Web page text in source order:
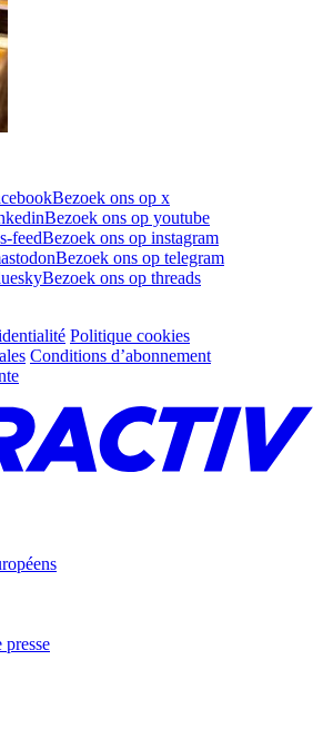
Bezoek ons op x
Bezoek ons op youtube
feedBezoek ons op instagram
Bezoek ons op telegram
Bezoek ons op threads
Politique cookies
Conditions d’abonnement